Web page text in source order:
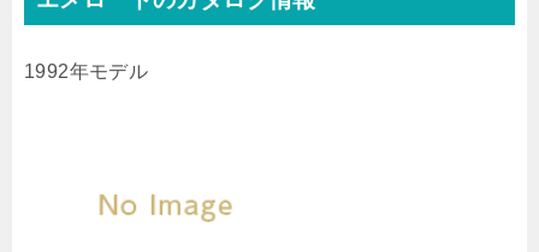
1992年モデル